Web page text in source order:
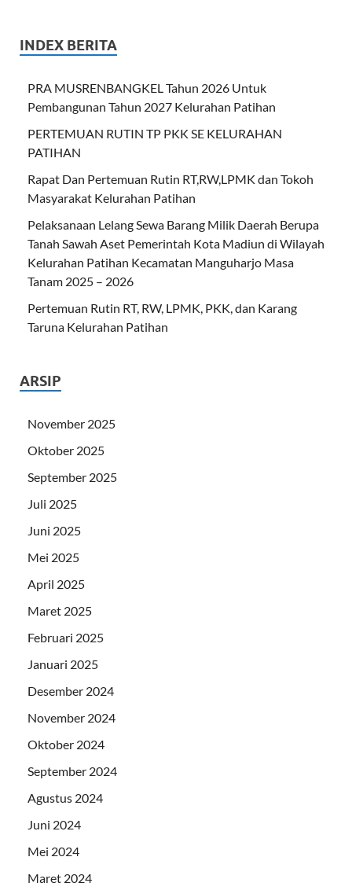
INDEX BERITA
PRA MUSRENBANGKEL Tahun 2026 Untuk
Pembangunan Tahun 2027 Kelurahan Patihan
PERTEMUAN RUTIN TP PKK SE KELURAHAN
PATIHAN
Rapat Dan Pertemuan Rutin RT,RW,LPMK dan Tokoh
Masyarakat Kelurahan Patihan
Pelaksanaan Lelang Sewa Barang Milik Daerah Berupa
Tanah Sawah Aset Pemerintah Kota Madiun di Wilayah
Kelurahan Patihan Kecamatan Manguharjo Masa
Tanam 2025 – 2026
Pertemuan Rutin RT, RW, LPMK, PKK, dan Karang
Taruna Kelurahan Patihan
ARSIP
November 2025
Oktober 2025
September 2025
Juli 2025
Juni 2025
Mei 2025
April 2025
Maret 2025
Februari 2025
Januari 2025
Desember 2024
November 2024
Oktober 2024
September 2024
Agustus 2024
Juni 2024
Mei 2024
Maret 2024